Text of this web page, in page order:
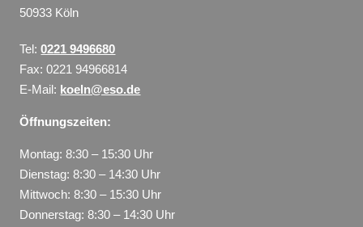
50933 Köln
Tel:0221 9496680
Fax: 0221 94966814
E-Mail: koeln@eso.de
Öffnungszeiten:
Montag: 8:30 – 15:30 Uhr
Dienstag: 8:30 – 14:30 Uhr
Mittwoch: 8:30 – 15:30 Uhr
Donnerstag: 8:30 – 14:30 Uhr